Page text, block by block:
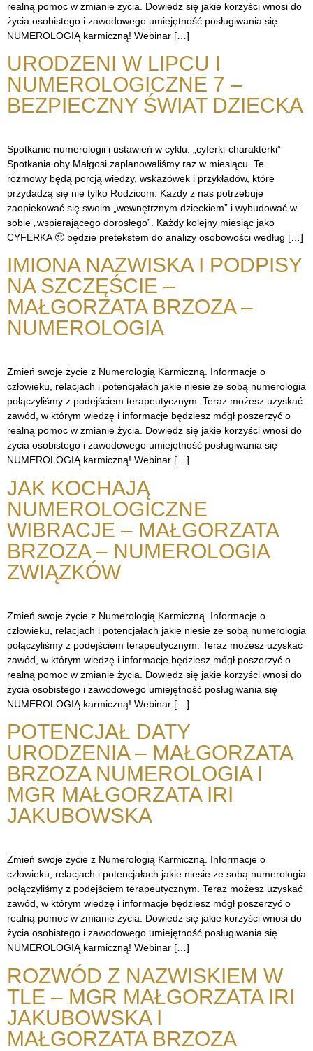
realną pomoc w zmianie życia. Dowiedz się jakie korzyści wnosi do
życia osobistego i zawodowego umiejętność posługiwania się
NUMEROLOGIĄ karmiczną! Webinar […]
URODZENI W LIPCU I
NUMEROLOGICZNE 7 –
BEZPIECZNY ŚWIAT DZIECKA
Spotkanie numerologii i ustawień w cyklu: „cyferki-charakterki”
Spotkania oby Małgosi zaplanowaliśmy raz w miesiącu. Te
rozmowy będą porcją wiedzy, wskazówek i przykładów, które
przydadzą się nie tylko Rodzicom. Każdy z nas potrzebuje
zaopiekować się swoim „wewnętrznym dzieckiem” i wybudować w
sobie „wspierającego dorosłego”. Każdy kolejny miesiąc jako
CYFERKA 🙂 będzie pretekstem do analizy osobowości według […]
IMIONA NAZWISKA I PODPISY
NA SZCZĘŚCIE –
MAŁGORZATA BRZOZA –
NUMEROLOGIA
Zmień swoje życie z Numerologią Karmiczną. Informacje o
człowieku, relacjach i potencjałach jakie niesie ze sobą numerologia
połączyliśmy z podejściem terapeutycznym. Teraz możesz uzyskać
zawód, w którym wiedzę i informacje będziesz mógł poszerzyć o
realną pomoc w zmianie życia. Dowiedz się jakie korzyści wnosi do
życia osobistego i zawodowego umiejętność posługiwania się
NUMEROLOGIĄ karmiczną! Webinar […]
JAK KOCHAJĄ
NUMEROLOGICZNE
WIBRACJE – MAŁGORZATA
BRZOZA – NUMEROLOGIA
ZWIĄZKÓW
Zmień swoje życie z Numerologią Karmiczną. Informacje o
człowieku, relacjach i potencjałach jakie niesie ze sobą numerologia
połączyliśmy z podejściem terapeutycznym. Teraz możesz uzyskać
zawód, w którym wiedzę i informacje będziesz mógł poszerzyć o
realną pomoc w zmianie życia. Dowiedz się jakie korzyści wnosi do
życia osobistego i zawodowego umiejętność posługiwania się
NUMEROLOGIĄ karmiczną! Webinar […]
POTENCJAŁ DATY
URODZENIA – MAŁGORZATA
BRZOZA NUMEROLOGIA I
MGR MAŁGORZATA IRI
JAKUBOWSKA
Zmień swoje życie z Numerologią Karmiczną. Informacje o
człowieku, relacjach i potencjałach jakie niesie ze sobą numerologia
połączyliśmy z podejściem terapeutycznym. Teraz możesz uzyskać
zawód, w którym wiedzę i informacje będziesz mógł poszerzyć o
realną pomoc w zmianie życia. Dowiedz się jakie korzyści wnosi do
życia osobistego i zawodowego umiejętność posługiwania się
NUMEROLOGIĄ karmiczną! Webinar […]
ROZWÓD Z NAZWISKIEM W
TLE – MGR MAŁGORZATA IRI
JAKUBOWSKA I
MAŁGORZATA BRZOZA